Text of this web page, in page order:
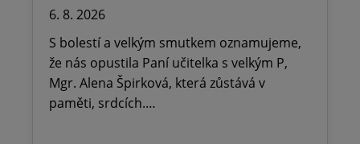
6. 8. 2026
S bolestí a velkým smutkem oznamujeme,
že nás opustila Paní učitelka s velkým P,
Mgr. Alena Špirková, která zůstává v
paměti, srdcích.…